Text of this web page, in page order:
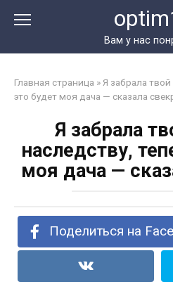
Вам у нас
Главная страница » Я забрала
это будет моя дача — сказала
Я забрала
наследству,
моя дача —
Поделиться на